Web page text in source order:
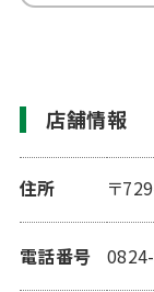
店舗情報
住所 〒
電話番号